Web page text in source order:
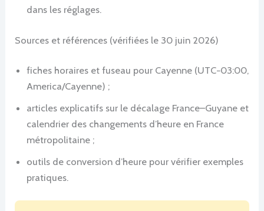
dans les réglages.
Sources et références (vérifiées le 30 juin 2026)
fiches horaires et fuseau pour Cayenne (UTC−03:00,
America/Cayenne) ;
articles explicatifs sur le décalage France–Guyane et
calendrier des changements d’heure en France
métropolitaine ;
outils de conversion d’heure pour vérifier exemples
pratiques.